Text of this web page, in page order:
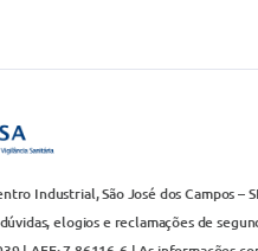
Industrial, São José dos Campos
elogios e reclamações de